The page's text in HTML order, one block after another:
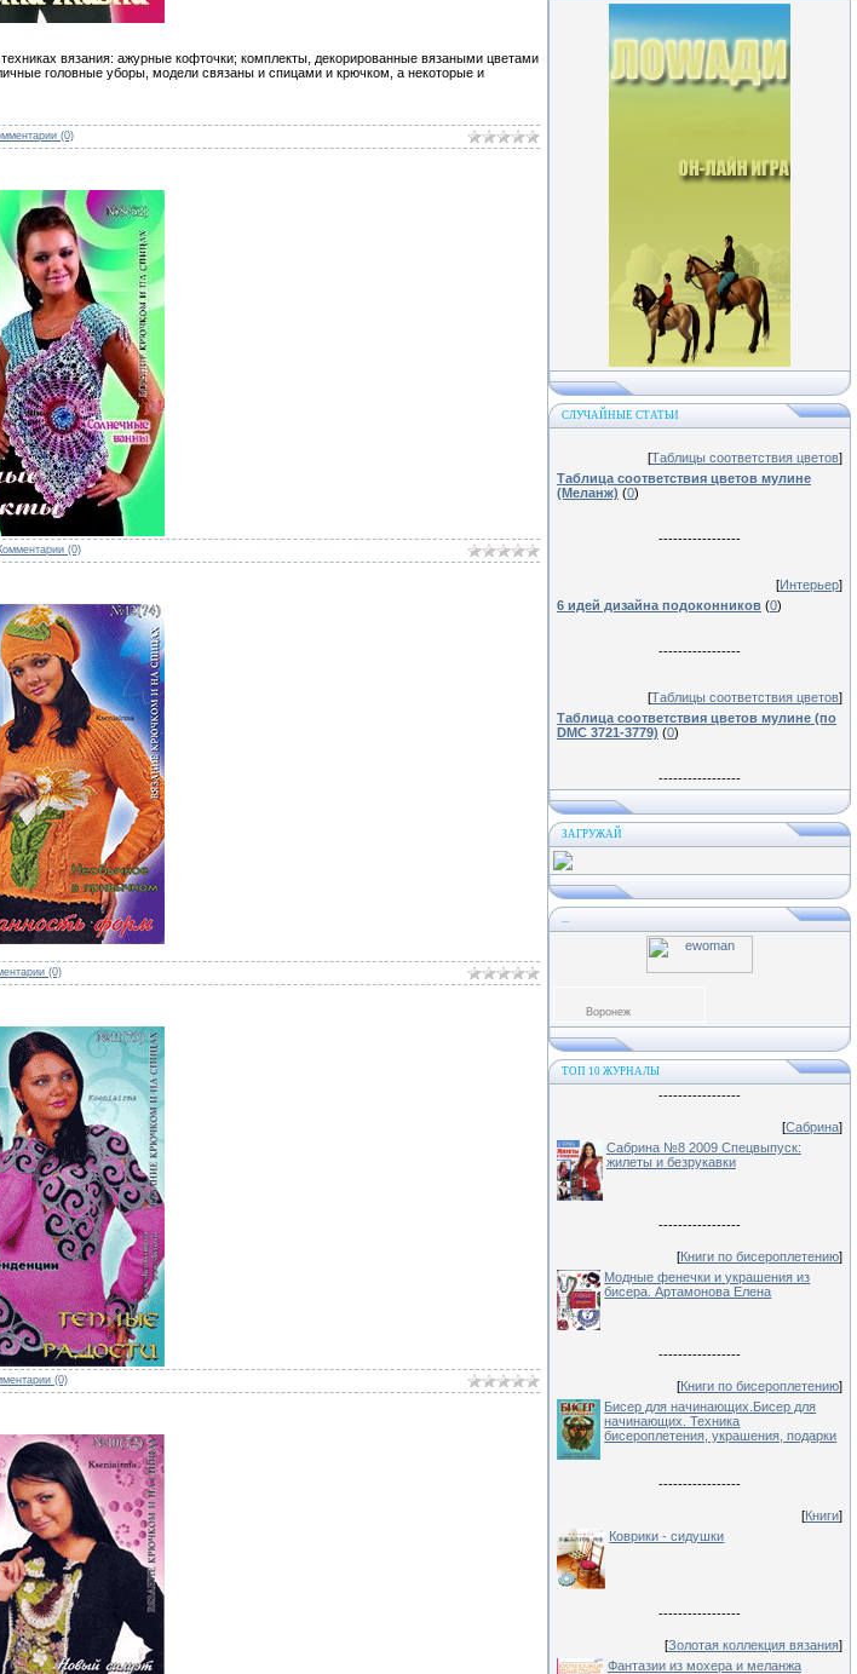
вязания: ажурные кофточки; комплекты, декорированные вязаными цветами
головные уборы, модели связаны и спицами и крючком, а некоторые и
(0)
(0)
(0)
(0)
СЛУЧАЙНЫЕ СТАТЬИ
[Таблицы соответствия цветов]
Таблица соответствия цветов мулине
(Меланж) (0)
-----------------
[Интерьер]
6 идей дизайна подоконников (0)
-----------------
[Таблицы соответствия цветов]
Таблица соответствия цветов мулине (по
DMC 3721-3779) (0)
-----------------
ЗАГРУЖАЙ
...
Воронеж
ТОП 10 ЖУРНАЛЫ
-----------------
[Сабрина]
Сабрина №8 2009 Спецвыпуск:
жилеты и безрукавки
-----------------
[Книги по бисероплетению]
Модные фенечки и украшения из
бисера. Артамонова Елена
-----------------
[Книги по бисероплетению]
Бисер для начинающих.Бисер для
начинающих. Техника
бисероплетения, украшения, подарки
-----------------
[Книги]
Коврики - сидушки
-----------------
[Золотая коллекция вязания]
Фантазии из мохера и меланжа